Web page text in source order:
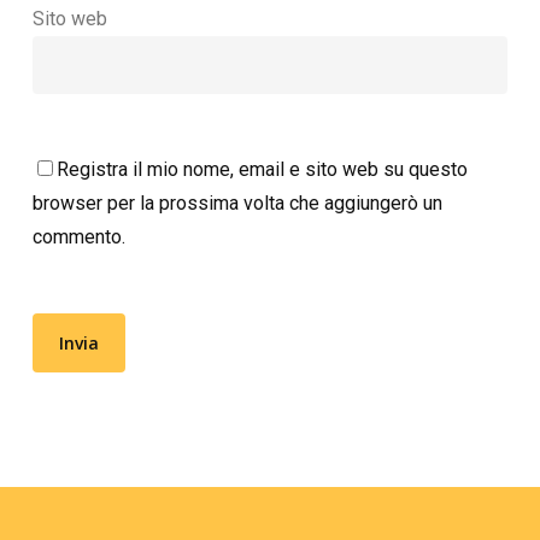
Sito web
Registra il mio nome, email e sito web su questo
browser per la prossima volta che aggiungerò un
commento.